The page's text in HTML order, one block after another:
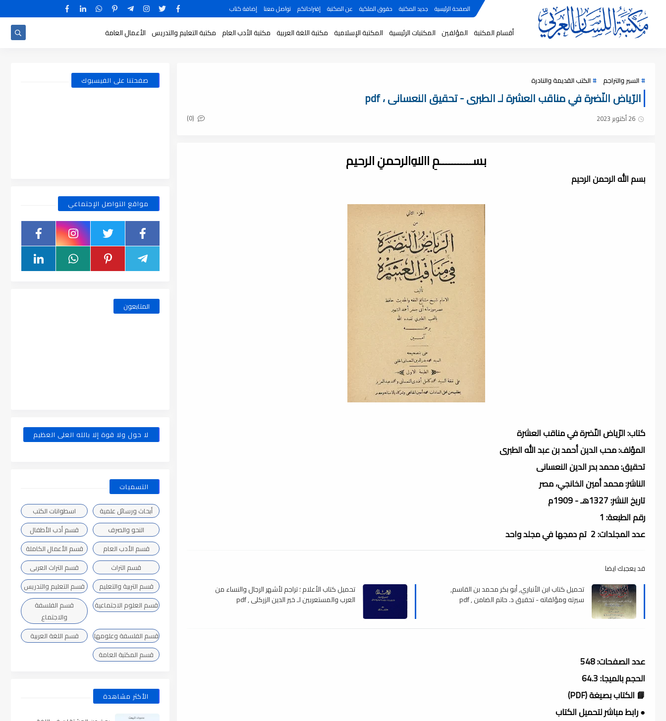
الصفحة الرئيسية جديد المكتبة حقوق الملكية عن المكتبة إقتراحاتكم تواصل معنا إضافة كتاب
أقسام المكتبة المؤلفين المكتبات الرئيسية المكتبة الإسلامية مكتبة اللغة العربية مكتبة الأدب العام مكتبة التعليم والتدريس الأعمال العامة
السير والتراجم الكتب القديمة والنادرة
الرّياض النّضرة في مناقب العشرة لـ الطبرى - تحقيق النعسانى ، pdf
26 أكتوبر 2023 (0)
بســـــــــــمِ اﷲِالرحمنِ الرحيم
بسم الله الرحمن الرحيم
كتاب: الرّياض النّضرة في مناقب العشرة
المؤلف: محب الدين أحمد بن عبد الله الطبرى
تحقيق: محمد بدر الدين النعسانى
الناشر: محمد أمين الخانجي، مصر
تاريخ النشر: 1327هـ - 1909م
رقم الطبعة: 1
عدد المجلدات: 2 تم دمجها في مجلد واحد
قد يعجبك ايضا
تحميل كتاب ابن الأنباري, أبو بكر محمد بن القاسم,
سيرته ومؤلفاته - تحقيق د. حاتم الضامن , pdf
تحميل كتاب الأعلام ؛ تراجم لأشهر الرجال والنساء من
العرب والمستعربين لـ خير الدين الزركلي , pdf
عدد الصفحات: 548
الحجم بالميجا: 64.3
📘 الكتاب بصيغة (PDF)
● رابط مباشر لتحميل الكتاب
صفحتنا على الفيسبوك
مواقع التواصل الإجتماعي
المتابعون
لا حول ولا قوة إلا بالله العلى العظيم
التسميات
أبحاث ورسائل علمية
اسطوانات الكتب
النحو والصرف
قسم أدب الأطفال
قسم الأدب العام
قسم الأعمال الكاملة
قسم التراث
قسم التراث العربى
قسم التربية والتعليم
قسم التعليم والتدريس
قسم العلوم الاجتماعية
قسم الفلسفة
والاجتماع
قسم الفلسفة وعلومها
قسم اللغة العربية
قسم المكتبة العامة
الأكثر مشاهدة